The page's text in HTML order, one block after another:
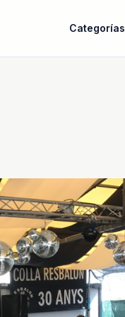
Categorías